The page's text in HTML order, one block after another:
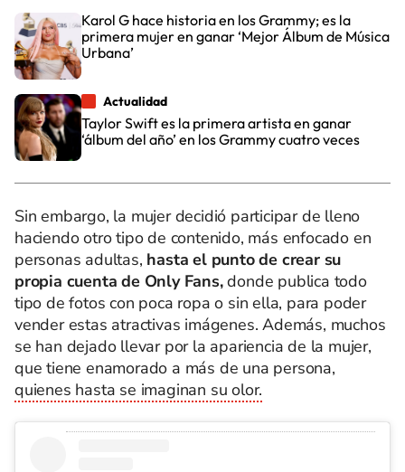
Karol G hace historia en los Grammy; es la
primera mujer en ganar ‘Mejor Álbum de Música
Urbana’
Actualidad
Taylor Swift es la primera artista en ganar
‘álbum del año’ en los Grammy cuatro veces
Sin embargo, la mujer decidió participar de lleno
haciendo otro tipo de contenido, más enfocado en
personas adultas, hasta el punto de crear su
propia cuenta de Only Fans,donde publica todo
tipo de fotos con poca ropa o sin ella, para poder
vender estas atractivas imágenes. Además, muchos
se han dejado llevar por la apariencia de la mujer,
que tiene enamorado a más de una persona,
quienes hasta se imaginan su olor.